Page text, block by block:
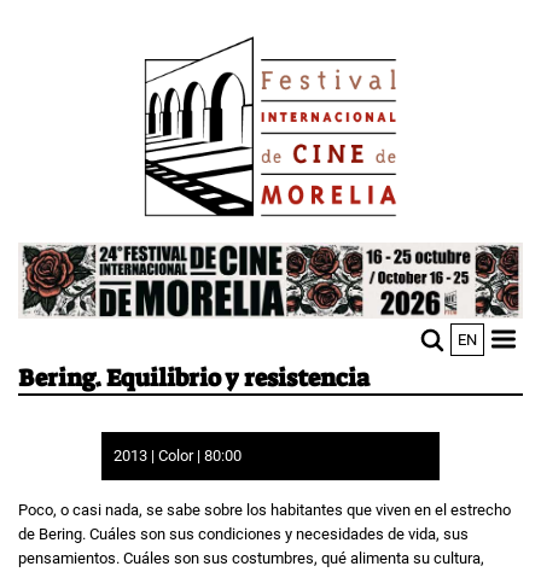
Image
EN
menu
Bering. Equilibrio y resistencia
2013 | Color | 80:00
Poco, o casi nada, se sabe sobre los habitantes que viven en el estrecho
de Bering. Cuáles son sus condiciones y necesidades de vida, sus
pensamientos. Cuáles son sus costumbres, qué alimenta su cultura,